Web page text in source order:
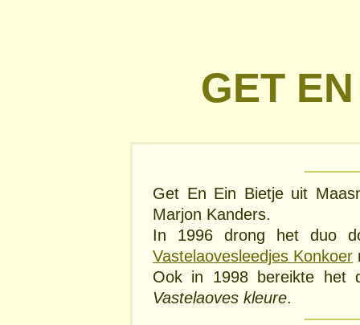
GET
Get En Ein Bietje uit
Marjon Kanders.
In 1996 drong het duo
Vastelaovesleedjes Konkoer
Ook in 1998 bereikte het
Vastelaoves kleure.